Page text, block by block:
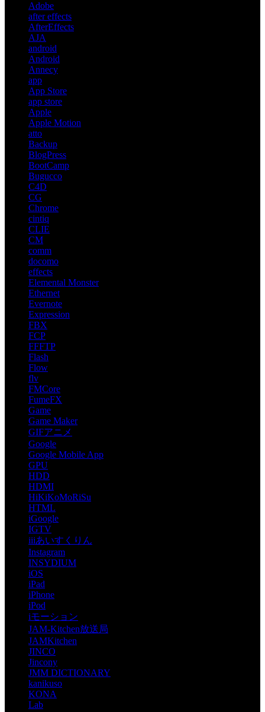
Adobe
after effects
AfterEffects
AJA
android
Android
Annecy
app
App Store
app store
Apple
Apple Motion
atto
Backup
BlogPress
BootCamp
Bugucco
C4D
CG
Chrome
cintiq
CLIE
CM
comm
docomo
effects
Elemental Monster
Ethernet
Evernote
Expression
FBX
FCP
FFFTP
Flash
Flow
flv
FMCore
FumeFX
Game
Game Maker
GIFアニメ
Google
Google Mobile App
GPU
HDD
HDMI
HiKiKoMoRiSu
HTML
iGoogle
IGTV
iiiあいすくりん
Instagram
INSYDIUM
iOS
iPad
iPhone
iPod
iモーション
JAM-Kitchen放送局
JAMKitchen
JINCO
Jincony
JMM DICTIONARY
kanikuso
KONA
Lab